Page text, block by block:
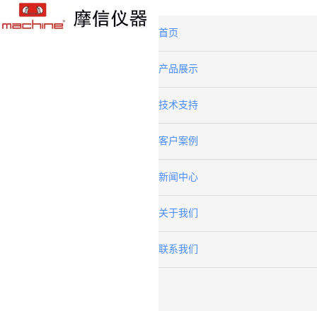
首页
产品展示
技术支持
客户案例
新闻中心
关于我们
联系我们